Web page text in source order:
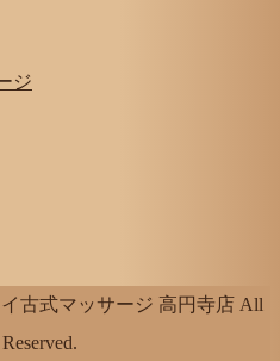
ジ
古式マッサージ 高円寺店 All